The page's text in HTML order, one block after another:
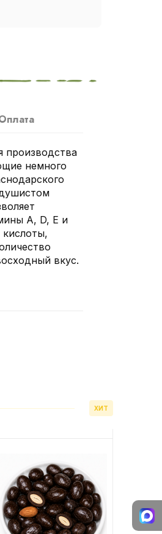
производства
немного
А, D, Е и
вкус.
ХИТ